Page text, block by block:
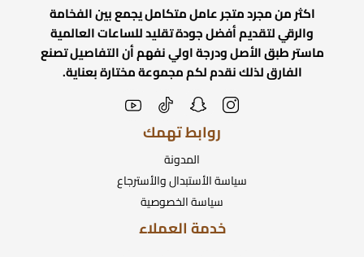
اكثر من مجرد متجر عامل متكامل يجمع بين الفخامة
والرقي لتقديم أفضل جودة تقليد للساعات العالمية
ماستر طبق الأصل ودرجة اولي نفهم أن التفاصيل تصنع
الفارق لذلك نقدم لكم مجموعة مختارة بعناية.
روابط تهمك
المدونة
سياسة الأستبدال والأسترجاع
سياسة الخصوصية
خدمة العملاء